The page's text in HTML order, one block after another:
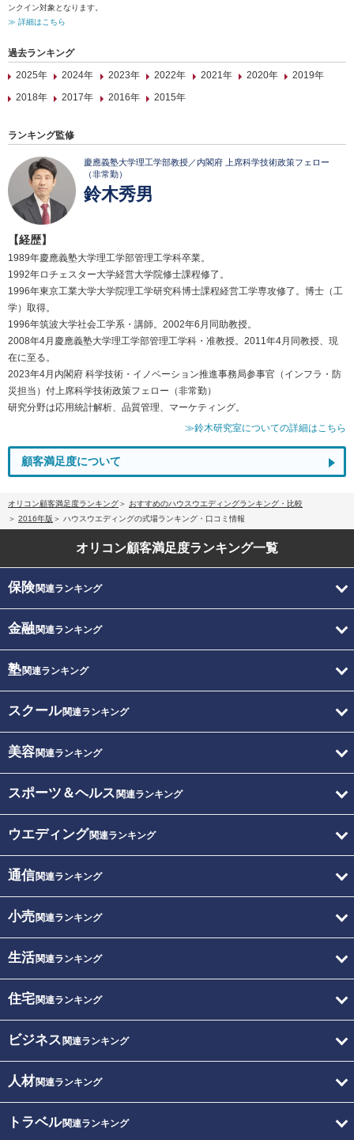
ンクイン対象となります。
≫ 詳細はこちら
過去ランキング
2025年
2024年 2023年 2022年 2021年 2020年
2019年
2018年
2017年 2016年 2015年
ランキング監修
慶應義塾大学理工学部教授／内閣府 上席科学技術政策フェロー
（非常勤）
鈴木秀男
【経歴】
1989年慶應義塾大学理工学部管理工学科卒業。
1992年ロチェスター大学経営大学院修士課程修了。
1996年東京工業大学大学院理工学研究科博士課程経営工学専攻修了。博士（工
学）取得。
1996年筑波大学社会工学系・講師。2002年6月同助教授。
2008年4月慶應義塾大学理工学部管理工学科・准教授。2011年4月同教授、現
在に至る。
2023年4月内閣府 科学技術・イノベーション推進事務局参事官（インフラ・防
災担当）付上席科学技術政策フェロー（非常勤）
研究分野は応用統計解析、品質管理、マーケティング。
≫鈴木研究室についての詳細はこちら
顧客満足度について
オリコン顧客満足度ランキング
おすすめのハウスウエディングランキング・比較
2016年版
ハウスウエディングの式場ランキング・口コミ情報
オリコン顧客満足度ランキング一覧
保険関連ランキング
金融関連ランキング
塾関連ランキング
スクール関連ランキング
美容関連ランキング
スポーツ＆ヘルス 関連ランキング
ウエディング関連ランキング
通信関連ランキング
小売関連ランキング
生活関連ランキング
住宅関連ランキング
ビジネス 関連ランキング
人材関連ランキング
トラベル関連ランキング